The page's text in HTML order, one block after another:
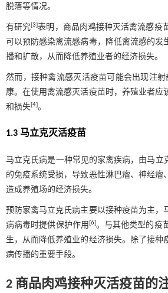
脱落等情况。
有研究[3]表明，商品肉鸡接种灭活禽流感疫
可以预防感染禽流感病毒，降低禽流感的
播和扩散，从而降低养殖业者的经济损失。
然而，接种禽流感灭活疫苗可能会出现注
康。在使用禽流感灭活疫苗时，养殖业者
和损失[4]。
1.3 马立克灭活疫苗
马立克氏病是一种常见的家禽疾病，由马
的免疫系统受损，导致恶性淋巴瘤、神经
造成养殖场的经济损失。
预防家禽马立克氏病主要以接种疫苗为主
病病毒时提供保护作用 [6]。与其他类型的疫
生，从而降低养殖业的经济损失。除了接
病传播的重要手段。
2 商品肉鸡接种灭活疫苗的